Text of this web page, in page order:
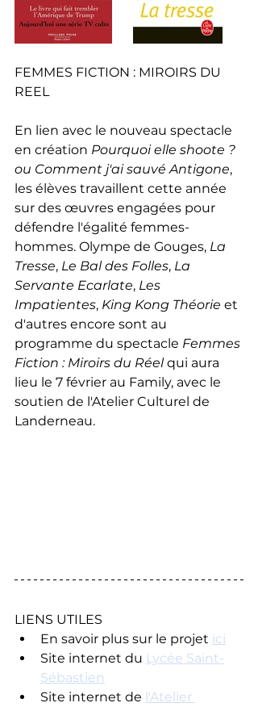
FEMMES FICTION : MIROIRS DU
REEL
En lien avec le nouveau spectacle
en création Pourquoi elle shoote ?
ou Comment j'ai sauvé Antigone,
les élèves travaillent cette année
sur des œuvres engagées pour
défendre l'égalité femmes-
hommes. Olympe de Gouges, La
Tresse, Le Bal des Folles, La
Servante Ecarlate, Les
Impatientes, King Kong Théorie et
d'autres encore sont au
programme du spectacle Femmes
Fiction : Miroirs du Réel qui aura
lieu le 7 février au Family, avec le
soutien de l'Atelier Culturel de
Landerneau.
LIENS UTILES
En savoir plus sur le projet ici
Site internet du Lycée Saint-
Sébastien
Site internet de l'Atelier